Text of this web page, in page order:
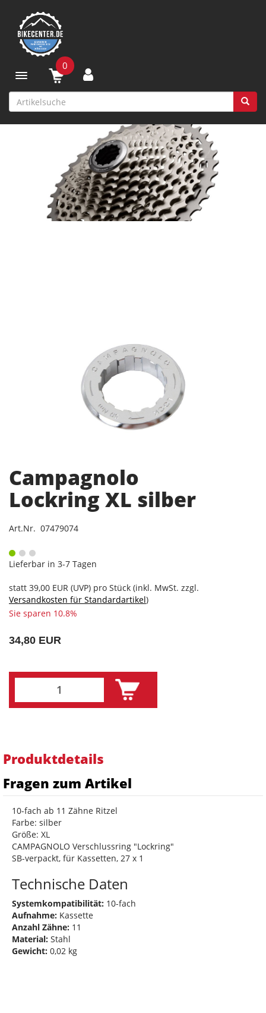
Toggle navigation
0
Campagnolo
Lockring XL silber
Art.Nr. 07479074
Lieferbar in 3-7 Tagen
statt 39,00 EUR (UVP) pro Stück (inkl. MwSt. zzgl.
Versandkosten für Standardartikel)
Sie sparen 10.8%
34,80 EUR
Produktdetails
Fragen zum Artikel
10-fach ab 11 Zähne Ritzel
Farbe: silber
Größe: XL
CAMPAGNOLO Verschlussring "Lockring"
SB-verpackt, für Kassetten, 27 x 1
Technische Daten
Systemkompatibilität: 10-fach
Aufnahme: Kassette
Anzahl Zähne: 11
Material: Stahl
Gewicht: 0,02 kg